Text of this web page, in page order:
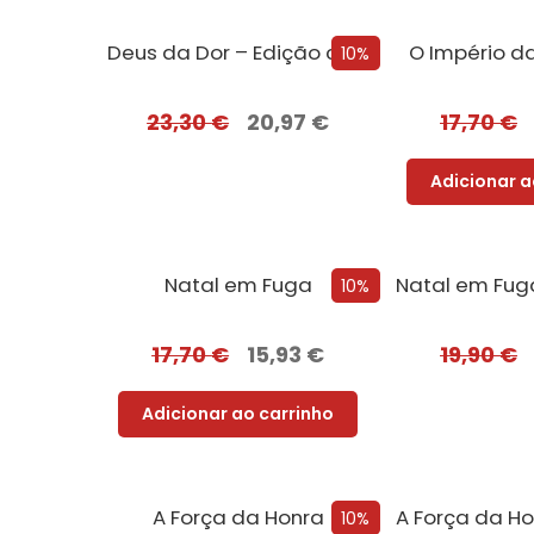
10%
Deus da Dor – Edição com EDGES
23,30€ 20,97 €
O Império
17,70€
Adicionar
10%
Natal em Fuga
17,70€ 15,93 €
Adicionar ao carrinho
19,90€
10%
A Força da Honra